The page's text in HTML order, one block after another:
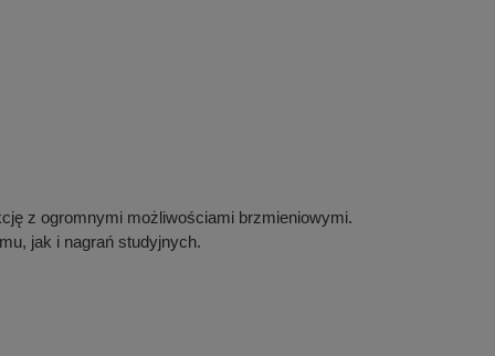
z ogromnymi możliwościami brzmieniowymi.
jak i nagrań studyjnych.